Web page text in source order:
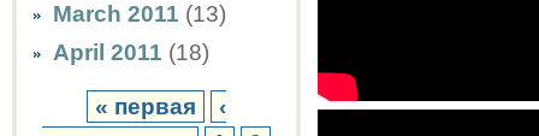
March 2011 (13)
April 2011 (18)
« первая
‹